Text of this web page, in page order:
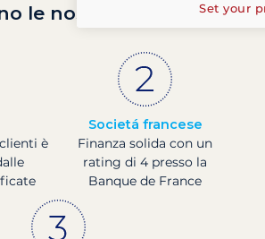
le nostre garanzie?
è
Societá francese
Finanza solida con un
rating di 4 presso la
Banque de France
Set your